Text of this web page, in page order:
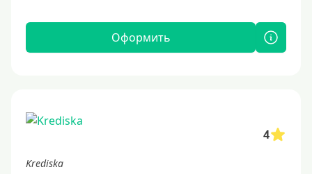
Оформить
4
Krediska